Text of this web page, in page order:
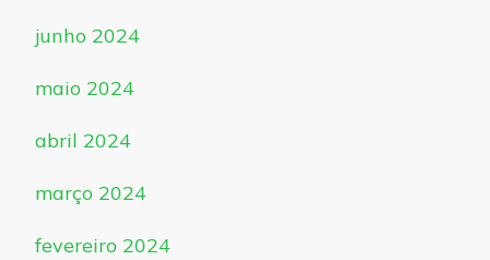
junho 2024
maio 2024
abril 2024
março 2024
fevereiro 2024